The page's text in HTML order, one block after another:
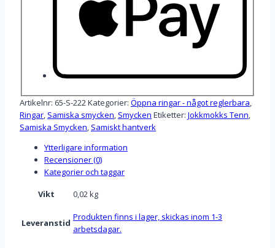
Artikelnr: 65-S-222 Kategorier: Öppna ringar - något reglerbara
Ringar Samiska smycken Smycken Etiketter: Jokkmokks Tenn
Samiska Smycken Samiskt hantverk
Ytterligare information
Recensioner (0)
Kategorier och taggar
Vikt
0,02 kg
Leveranstid
Produkten finns i lager, skickas inom 1-3
arbetsdagar.